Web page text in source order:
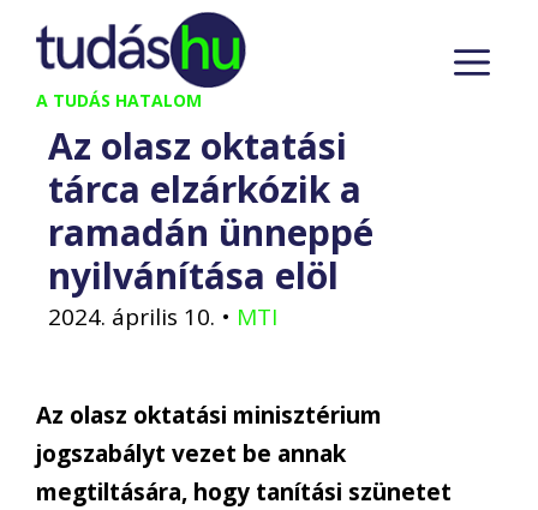
Kilépés
tartalomba
A TUDÁS HATALOM
Az olasz oktatási
tárca elzárkózik a
ramadán ünneppé
nyilvánítása elöl
2024. április 10. • MTI
Az olasz oktatási minisztérium
jogszabályt vezet be annak
megtiltására, hogy tanítási szünetet